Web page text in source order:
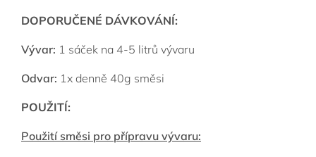
DOPORUČENÉ DÁVKOVÁNÍ:
Vývar: 1 sáček na 4-5 litrů vývaru
Odvar: 1x denně 40g směsi
POUŽITÍ:
Použití směsi pro přípravu vývaru: